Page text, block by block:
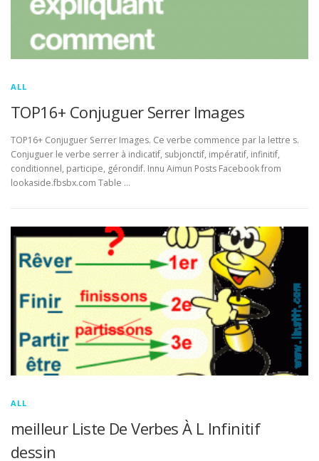
ALL
TOP16+ Conjuguer Serrer Images
TOP16+ Conjuguer Serrer Images. Ce verbe commence par la lettre s.
Conjuguer le verbe serrer à indicatif, subjonctif, impératif, infinitif,
conditionnel, participe, gérondif. Innu Aimun Posts Facebook from
lookaside.fbsbx.com Table …
ALL
meilleur Liste De Verbes À L Infinitif
dessin